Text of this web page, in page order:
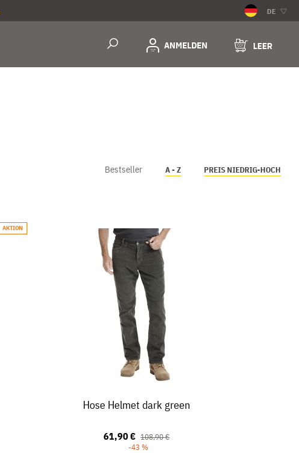
DE
ANMELDEN LEER
Bestseller A - Z PREIS NIEDRIG-HOCH
AKTION
Hose Helmet dark green
61,90 € 108,90 €
-43 %